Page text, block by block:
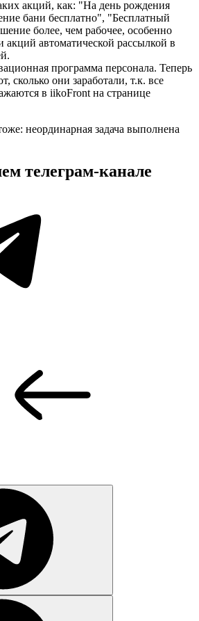
акций, как: "На день рождения
бани бесплатно", "Бесплатный
более, чем рабочее, особенно
акций автоматической рассылкой в
программа персонала. Теперь
сколько они заработали, т.к. все
в iikoFront на странице
неординарная задача выполнена
телеграм-канале